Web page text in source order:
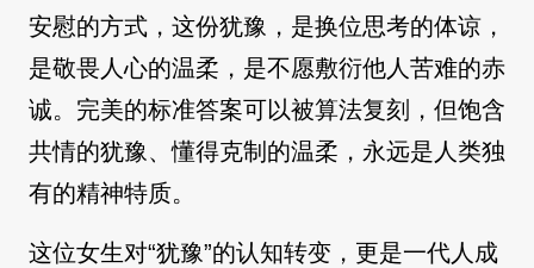
安慰的方式，这份犹豫，是换位思考的体谅，
是敬畏人心的温柔，是不愿敷衍他人苦难的赤
诚。完美的标准答案可以被算法复刻，但饱含
共情的犹豫、懂得克制的温柔，永远是人类独
有的精神特质。
这位女生对“犹豫”的认知转变，更是一代人成